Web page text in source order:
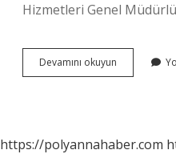
Hizmetleri Genel
Devamını okuyun
Altunsoy
https://polyannahaber.com